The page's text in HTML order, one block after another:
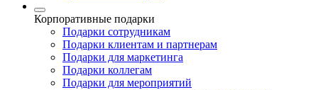
Корпоративные подарки
Подарки сотрудникам
Подарки клиентам и партнерам
Подарки для маркетинга
Подарки коллегам
Подарки для мероприятий